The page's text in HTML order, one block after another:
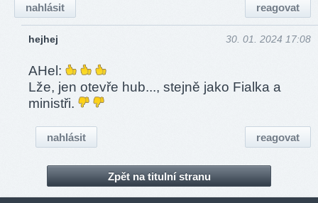
reagovat
nahlásit
hejhej 30. 01. 2024 17:08
AHel:
Lže, jen otevře hub..., stejně jako Fialka a
ministři.
reagovat
nahlásit
Zpět na titulní stranu